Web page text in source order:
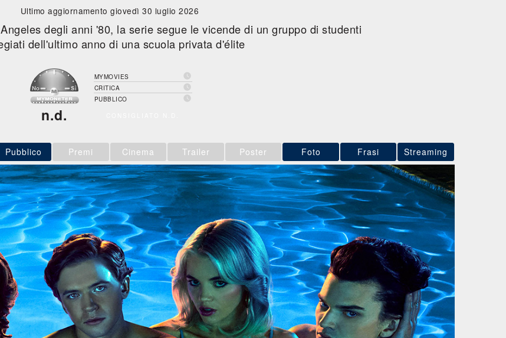
Ultimo aggiornamento giovedì 30 luglio 2026
degli anni '80, la serie segue le vicende di un gruppo di studenti
dell'ultimo anno di una scuola privata d'élite
n.d.
MYMOVIES 
CRITICA 
PUBBLICO 
Pubblico Premi Cinema Trailer Poster Foto Frasi Streaming